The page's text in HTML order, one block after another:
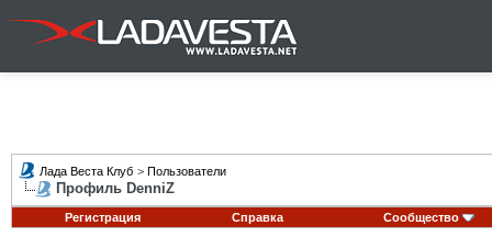
Лада Веста Клуб > Пользователи
Профиль DenniZ
Регистрация Справка Сообщество